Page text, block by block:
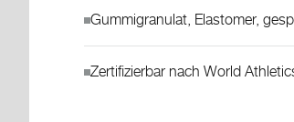
Gummigranulat, Elastomer,
Zertifizierbar nach World